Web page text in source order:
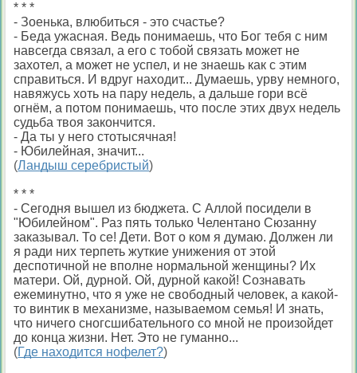
* * *
- Зоенька, влюбиться - это счастье?
- Беда ужасная. Ведь понимаешь, что Бог тебя с ним
навсегда связал, а его с тобой связать может не
захотел, а может не успел, и не знаешь как с этим
справиться. И вдруг находит... Думаешь, урву немного,
навяжусь хоть на пару недель, а дальше гори всё
огнём, а потом понимаешь, что после этих двух недель
судьба твоя закончится.
- Да ты у него стотысячная!
- Юбилейная, значит...
(Ландыш серебристый)
* * *
- Сегодня вышел из бюджета. С Аллой посидели в
"Юбилейном". Раз пять только Челентано Сюзанну
заказывал. То се! Дети. Вот о ком я думаю. Должен ли
я ради них терпеть жуткие унижения от этой
деспотичной не вполне нормальной женщины? Их
матери. Ой, дурной. Ой, дурной какой! Сознавать
ежеминутно, что я уже не свободный человек, а какой-
то винтик в механизме, называемом семья! И знать,
что ничего сногсшибательного со мной не произойдет
до конца жизни. Нет. Это не гуманно...
(Где находится нофелет?)